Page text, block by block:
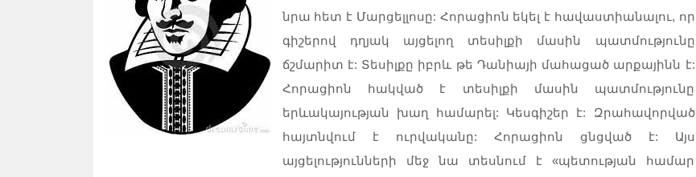
նրա հետ է Մարցելլոսը: Հորացիոն եկել է հավաստիանալու, որ
գիշերով դղյակ այցելող տեսիլքի մասին պատմությունը
ճշմարիտ է: Տեսիլքը իբրև թե Դանիայի մահացած արքայինն է:
Հորացիոն հակված է տեսիլքի մասին պատմությունը
երևակայության խաղ համարել: Կեսգիշեր է: Զրահավորված
հայտնվում է ուրվականը: Հորացիոն ցնցված է: Այս
այցելությունների մեջ նա տեսնում է «պետության համար